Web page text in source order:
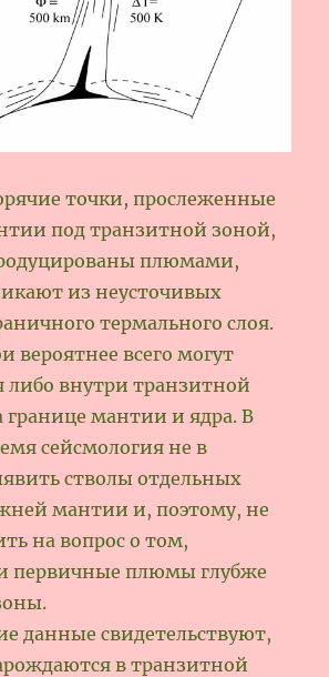
точки, прослеженные
под транзитной зоной,
плюмами,
из неусточивых
термального слоя.
вероятнее всего могут
либо внутри транзитной
границе мантии и ядра. В
сейсмология не в
стволы отдельных
мантии и, поэтому, не
на вопрос о том,
первичные плюмы глубже
данные свидетельствуют,
в транзитной